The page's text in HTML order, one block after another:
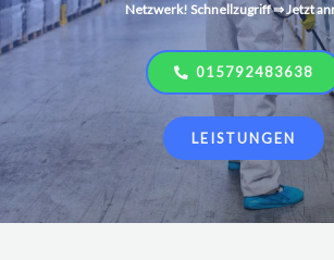
Netzwerk! Schnellzugriff ⇒ Jetzt
015792483638
LEISTUNGEN